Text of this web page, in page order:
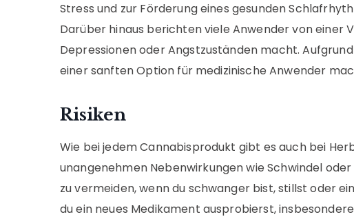
Stress und zur Förderung eines gesunden
Darüber hinaus berichten viele Anwender von einer
Depressionen oder Angstzuständen macht.
einer sanften Option für medizinische Anwender
Risiken
Wie bei jedem Cannabisprodukt gibt es auch bei
unangenehmen Nebenwirkungen wie Schwindel
zu vermeiden, wenn du schwanger bist, stillst oder
du ein neues Medikament ausprobierst,